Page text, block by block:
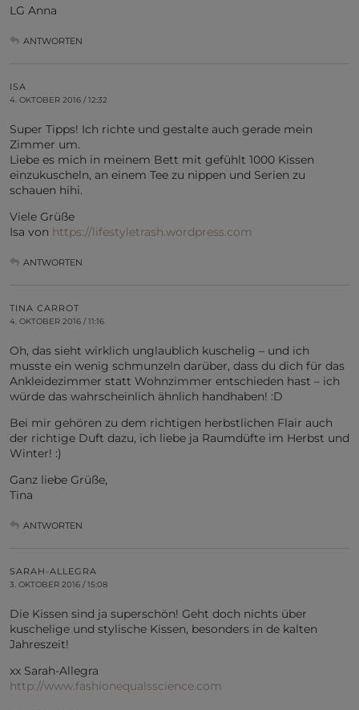
LG Anna
ANTWORTEN
ISA
4. OKTOBER 2016 / 12:32
Super Tipps! Ich richte und gestalte auch gerade mein
Zimmer um.
Liebe es mich in meinem Bett mit gefühlt 1000 Kissen
einzukuscheln, an einem Tee zu nippen und Serien zu
schauen hihi.
Viele Grüße
Isa von https://lifestyletrash.wordpress.com
ANTWORTEN
TINA CARROT
4. OKTOBER 2016 / 11:16
Oh, das sieht wirklich unglaublich kuschelig – und ich
musste ein wenig schmunzeln darüber, dass du dich für das
Ankleidezimmer statt Wohnzimmer entschieden hast – ich
würde das wahrscheinlich ähnlich handhaben! :D
Bei mir gehören zu dem richtigen herbstlichen Flair auch
der richtige Duft dazu, ich liebe ja Raumdüfte im Herbst und
Winter! :)
Ganz liebe Grüße,
Tina
ANTWORTEN
SARAH-ALLEGRA
3. OKTOBER 2016 / 15:08
Die Kissen sind ja superschön! Geht doch nichts über
kuschelige und stylische Kissen, besonders in de kalten
Jahreszeit!
xx Sarah-Allegra
http://www.fashionequalsscience.com